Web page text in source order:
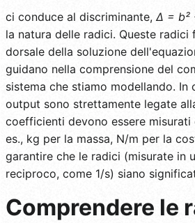
ci conduce al discriminante, Δ = b²
la natura delle radici. Queste radici
dorsale della soluzione
guidano nella comprensione del
sistema che stiamo modellando. In
output sono strettamente legate
coefficienti devono essere
es., kg per la massa, N/m per la
garantire che le radici (misurate in
reciproco, come 1/s) siano
Comprendere le